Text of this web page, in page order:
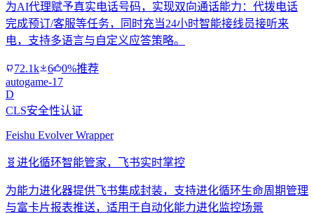
为AI代理赋予真实电话号码，实现双向通话能力：代拨电话
完成预订/客服等任务，同时充当24小时智能接线员接听来
电，支持多语言与自定义应答策略。
72.1k 6
0%推荐
autogame-17
D
CLS安全性认证
Feishu Evolver Wrapper
🧬 进化循环智能管家，飞书实时掌控
为能力进化器提供飞书集成封装，支持进化循环生命周期管理
与富卡片报表推送，适用于自动化能力进化监控场景